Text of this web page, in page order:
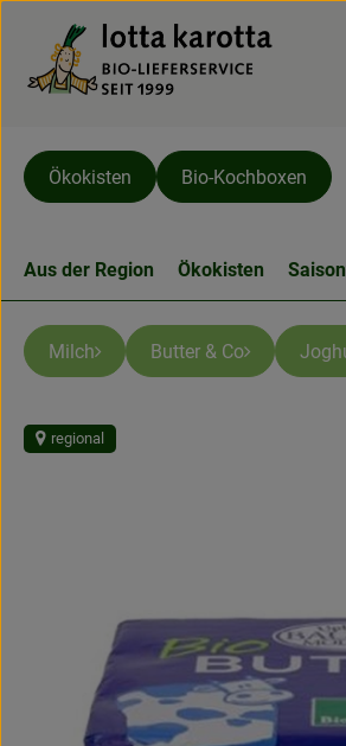
Ökokisten Bio-Kochboxen
Aus der Region Ökokisten
Milch Butter & Co
regional